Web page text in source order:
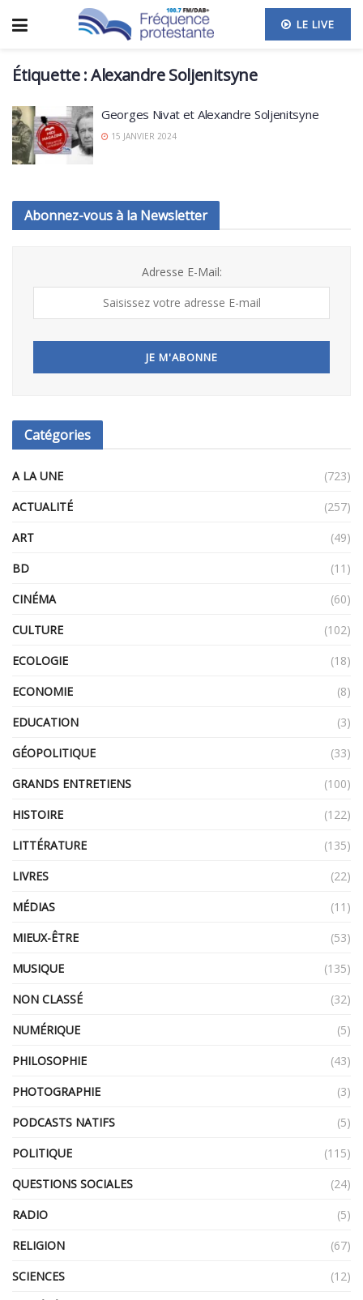
LE LIVE
Étiquette :Alexandre Soljenitsyne
Georges Nivat et Alexandre Soljenitsyne
15 JANVIER 2024
Abonnez-vous à la Newsletter
Adresse E-Mail:
Catégories
A LA UNE
(723)
ACTUALITÉ
(257)
ART
(49)
BD
(11)
CINÉMA
(60)
CULTURE
(102)
ECOLOGIE
(18)
ECONOMIE
(8)
EDUCATION
(3)
GÉOPOLITIQUE
(33)
GRANDS ENTRETIENS
(100)
HISTOIRE
(122)
LITTÉRATURE
(135)
LIVRES
(22)
MÉDIAS
(11)
MIEUX-ÊTRE
(53)
MUSIQUE
(135)
NON CLASSÉ
(32)
NUMÉRIQUE
(5)
PHILOSOPHIE
(43)
PHOTOGRAPHIE
(3)
PODCASTS NATIFS
(5)
POLITIQUE
(115)
QUESTIONS SOCIALES
(24)
RADIO
(5)
RELIGION
(67)
SCIENCES
(12)